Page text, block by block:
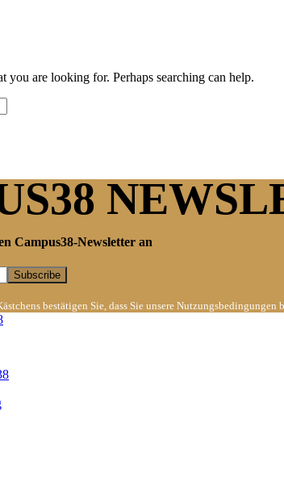
you are looking for. Perhaps searching can help.
Campus38-Newsletter an
Subscribe
bestätigen Sie, dass Sie unsere